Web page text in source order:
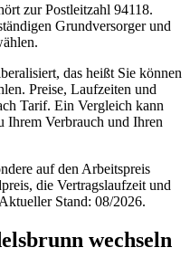
zur Postleitzahl 94118.
Grundversorger und
das heißt Sie können
Preise, Laufzeiten und
Tarif. Ein Vergleich kann
Ihrem Verbrauch und Ihren
auf den Arbeitspreis
die Vertragslaufzeit und
Stand: 08/2026.
wechseln